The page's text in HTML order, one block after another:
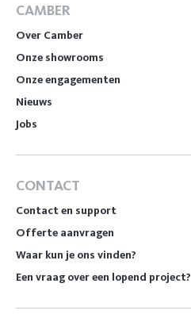
CAMBER
Over Camber
Onze showrooms
Onze engagementen
Nieuws
Jobs
CONTACT
Contact en support
Offerte aanvragen
Waar kun je ons vinden?
Een vraag over een lopend project?